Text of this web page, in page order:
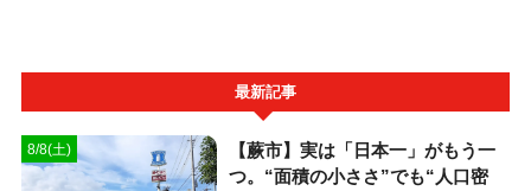
最新記事
8/8(土)
【蕨市】実は「日本一」がもう一
つ。“面積の小ささ”でも“人口密